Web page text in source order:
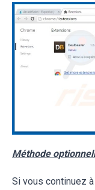
Méthode
Si vous continuez